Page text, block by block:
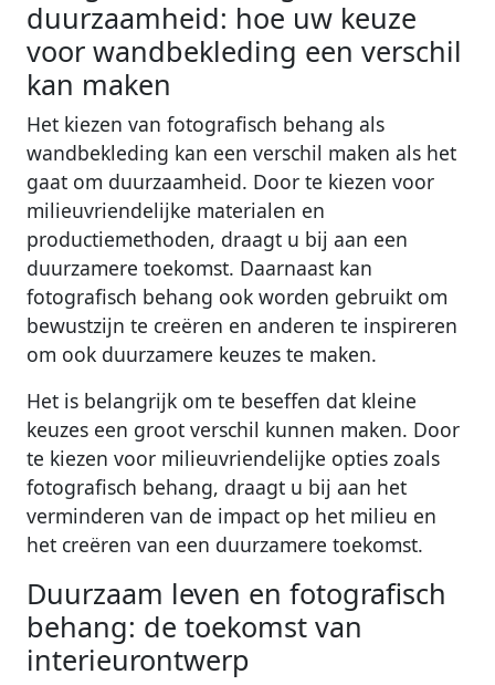
duurzaamheid: hoe uw keuze
voor wandbekleding een verschil
kan maken
Het kiezen van fotografisch behang als
wandbekleding kan een verschil maken als het
gaat om duurzaamheid. Door te kiezen voor
milieuvriendelijke materialen en
productiemethoden, draagt u bij aan een
duurzamere toekomst. Daarnaast kan
fotografisch behang ook worden gebruikt om
bewustzijn te creëren en anderen te inspireren
om ook duurzamere keuzes te maken.
Het is belangrijk om te beseffen dat kleine
keuzes een groot verschil kunnen maken. Door
te kiezen voor milieuvriendelijke opties zoals
fotografisch behang, draagt u bij aan het
verminderen van de impact op het milieu en
het creëren van een duurzamere toekomst.
Duurzaam leven en fotografisch
behang: de toekomst van
interieurontwerp